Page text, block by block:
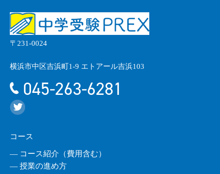
〒231-0024
横浜市中区吉浜町1-9 エトアール吉浜103
045-263-6281
コース
― コース紹介（費用含む）
― 授業の進め方